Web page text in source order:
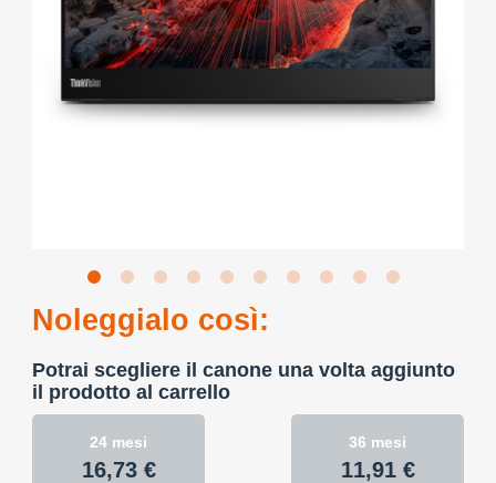
Noleggialo così:
Potrai scegliere il canone una volta aggiunto
il prodotto al carrello
24 mesi
16,73 €
36 mesi
11,91 €